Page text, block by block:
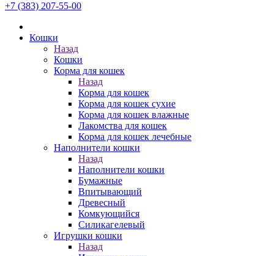
+7 (383) 207-55-00
Кошки
Назад
Кошки
Корма для кошек
Назад
Корма для кошек
Корма для кошек сухие
Корма для кошек влажные
Лакомства для кошек
Корма для кошек лечебные
Наполнители кошки
Назад
Наполнители кошки
Бумажные
Впитывающий
Древесный
Комкующийся
Силикагелевый
Игрушки кошки
Назад